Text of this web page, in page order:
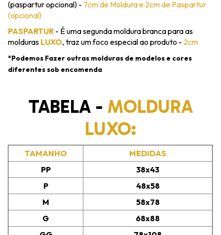
(paspartur opcional) - 7cm de Moldura e 2cm de Paspartur
(opcional)
PASPARTUR - É uma segunda moldura branca para as
molduras LUXO, traz um foco especial ao produto - 2cm
*Podemos Fazer outras molduras de modelos e cores
diferentes sob encomenda
TABELA - MOLDURA
LUXO:
TAMANHO
MEDIDAS
PP
38x43
P
48x58
M
58x78
G
68x88